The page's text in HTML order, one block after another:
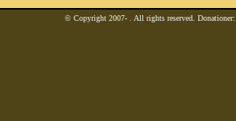
© Copyright 2007- . All rights reserved.